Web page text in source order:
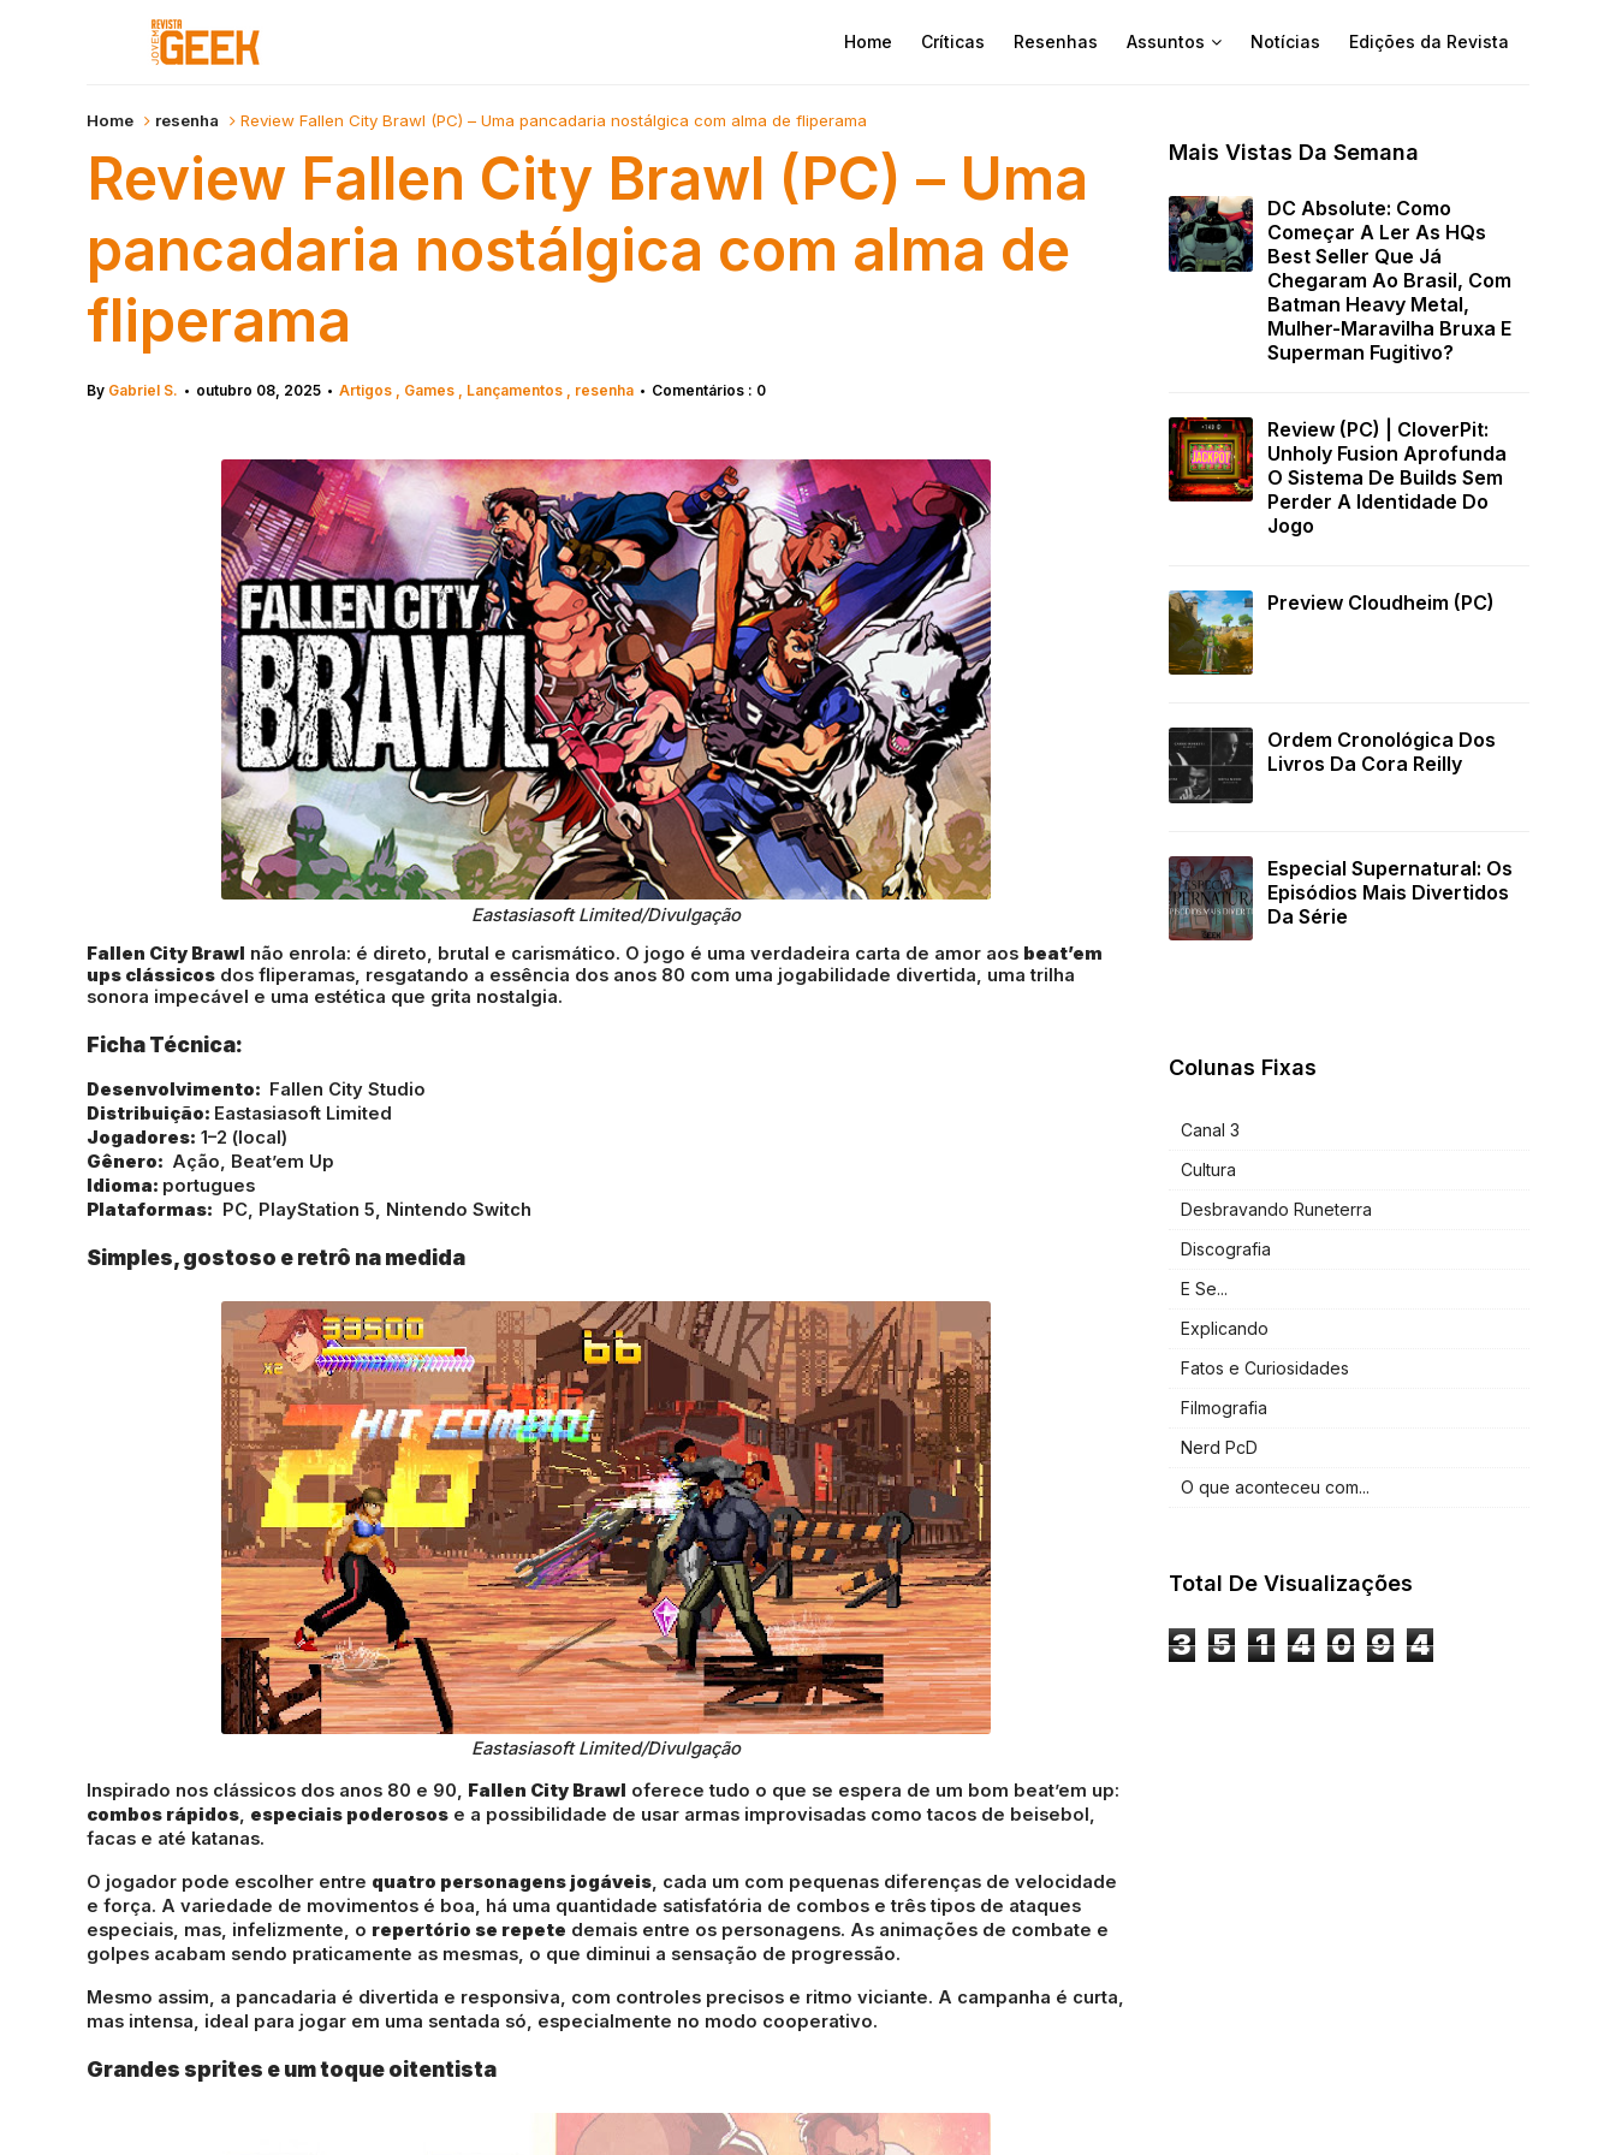
Home Críticas Resenhas Assuntos Notícias Edições da Revista
Home resenha Review Fallen City Brawl (PC) – Uma pancadaria nostálgica com alma de fliperama
Review Fallen City Brawl (PC) – Uma
pancadaria nostálgica com alma de
fliperama
By Gabriel S. • outubro 08, 2025 • Artigos Games Lançamentos resenha • Comentários : 0
Eastasiasoft Limited/Divulgação
Fallen City Brawl não enrola: é direto, brutal e carismático. O jogo é uma verdadeira carta de amor aos beat’em
ups clássicos dos fliperamas, resgatando a essência dos anos 80 com uma jogabilidade divertida, uma trilha
sonora impecável e uma estética que grita nostalgia.
Ficha Técnica:
Desenvolvimento: Fallen City Studio
Distribuição: Eastasiasoft Limited
Jogadores: 1–2 (local)
Gênero: Ação, Beat’em Up
Idioma: portugues
Plataformas: PC, PlayStation 5, Nintendo Switch
Simples, gostoso e retrô na medida
Eastasiasoft Limited/Divulgação
Inspirado nos clássicos dos anos 80 e 90, Fallen City Brawl oferece tudo o que se espera de um bom beat’em up:
combos rápidos, especiais poderosos e a possibilidade de usar armas improvisadas como tacos de beisebol,
facas e até katanas.
O jogador pode escolher entre quatro personagens jogáveis, cada um com pequenas diferenças de velocidade
e força. A variedade de movimentos é boa, há uma quantidade satisfatória de combos e três tipos de ataques
especiais, mas, infelizmente, o repertório se repete demais entre os personagens. As animações de combate e
golpes acabam sendo praticamente as mesmas, o que diminui a sensação de progressão.
Mesmo assim, a pancadaria é divertida e responsiva, com controles precisos e ritmo viciante. A campanha é curta,
mas intensa, ideal para jogar em uma sentada só, especialmente no modo cooperativo.
Grandes sprites e um toque oitentista
Mais Vistas Da Semana
DC Absolute: Como
Começar A Ler As HQs
Best Seller Que Já
Chegaram Ao Brasil, Com
Batman Heavy Metal,
Mulher-Maravilha Bruxa E
Superman Fugitivo?
Review (PC) | CloverPit:
Unholy Fusion Aprofunda
O Sistema De Builds Sem
Perder A Identidade Do
Jogo
Preview Cloudheim (PC)
Ordem Cronológica Dos
Livros Da Cora Reilly
Especial Supernatural: Os
Episódios Mais Divertidos
Da Série
Colunas Fixas
Canal 3
Cultura
Desbravando Runeterra
Discografia
E Se...
Explicando
Fatos e Curiosidades
Filmografia
Nerd PcD
O que aconteceu com...
Total De Visualizações
3 5 1 4 0 9 4